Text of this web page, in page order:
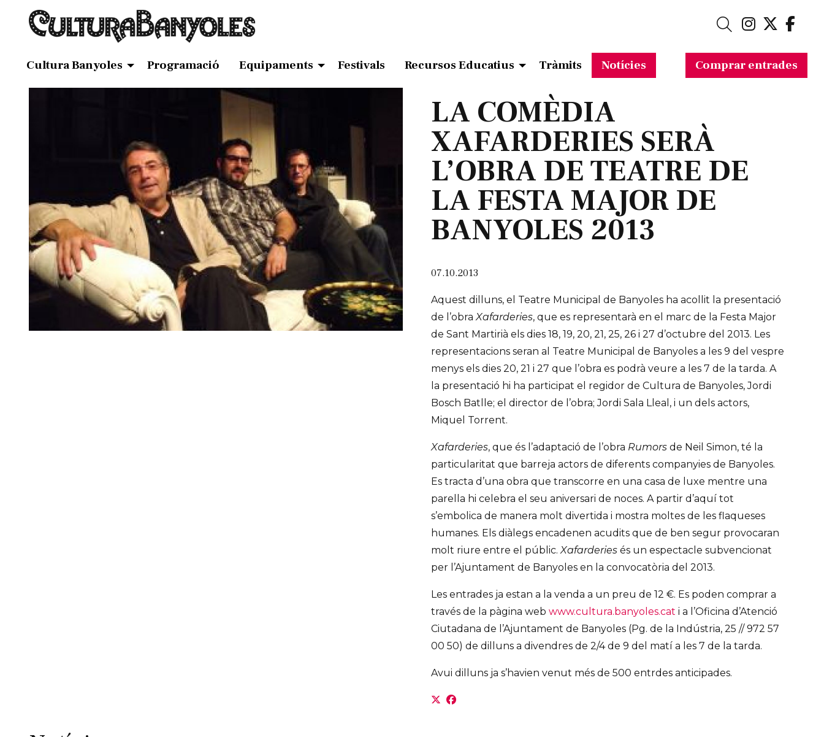
Link aLink
Cerca
Cultura Banyoles Programació Equipaments Festivals Recursos Educatius Tràmits Notícies Comprar entrades
LA COMÈDIA
XAFARDERIES SERÀ
L’OBRA DE TEATRE DE
LA FESTA MAJOR DE
BANYOLES 2013
07.10.2013
Aquest dilluns, el Teatre Municipal de Banyoles ha acollit la presentació
de l’obraXafarderies, que es representarà en el marc de la Festa Major
de Sant Martirià els dies 18, 19, 20, 21, 25, 26 i 27 d’octubre del 2013. Les
representacions seran al Teatre Municipal de Banyoles a les 9 del vespre
menys els dies 20, 21 i 27 que l’obra es podrà veure a les 7 de la tarda. A
la presentació hi ha participat el regidor de Cultura de Banyoles, Jordi
Bosch Batlle; el director de l’obra; Jordi Sala Lleal, i un dels actors,
Miquel Torrent.
Xafarderies, que és l’adaptació de l’obra Rumors de Neil Simon, té la
particularitat que barreja actors de diferents companyies de Banyoles.
Es tracta d’una obra que transcorre en una casa de luxe mentre una
parella hi celebra el seu aniversari de noces. A partir d’aquí tot
s’embolica de manera molt divertida i mostra moltes de les flaqueses
humanes. Els diàlegs encadenen acudits que de ben segur provocaran
molt riure entre el públic.Xafarderies és un espectacle subvencionat
per l’Ajuntament de Banyoles en la convocatòria del 2013.
Les entrades ja estan a la venda a un preu de 12 €. Es poden comprar a
través de la pàgina web www.cultura.banyoles.cat i a l’Oficina d’Atenció
Ciutadana de l’Ajuntament de Banyoles (Pg. de la Indústria, 25 // 972 57
00 50) de dilluns a divendres de 2/4 de 9 del matí a les 7 de la tarda.
Avui dilluns ja s’havien venut més de 500 entrdes anticipades.